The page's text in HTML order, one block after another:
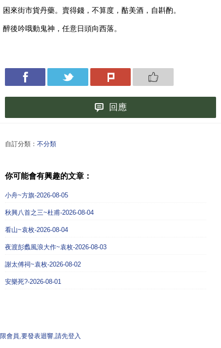
困來街市貨丹藥。賣得錢，不算度，酤美酒，自斟酌。
醉後吟哦動鬼神，任意日頭向西落。
回應
自訂分類： 不分類
你可能會有興趣的文章：
小舟~方旗-2026-08-05
秋興八首之三~杜甫-2026-08-04
看山~袁枚-2026-08-04
夜渡彭蠡風浪大作~袁枚-2026-08-03
謝太傅祠~袁枚-2026-08-02
安樂死?-2026-08-01
限會員,要發表迴響,請先登入